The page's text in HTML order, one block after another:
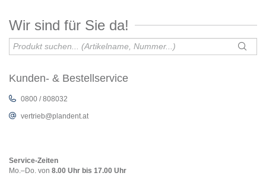
Wir sind für Sie da!
Kunden- & Bestellservice
0800 / 808032
vertrieb@plandent.at
Service-Zeiten
Mo.–Do. von 8.00 Uhr bis 17.00 Uhr